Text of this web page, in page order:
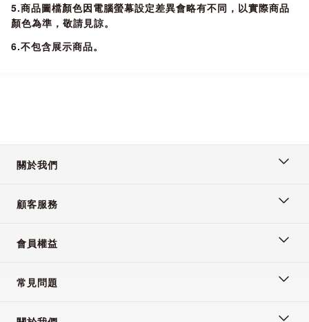
5.商品圖檔顏色因電腦螢幕設定差異會略有不同，以實際商品
顏色為準，敬請見諒。
6.不包含展示商品。
關於我們
顧客服務
會員權益
常見問題